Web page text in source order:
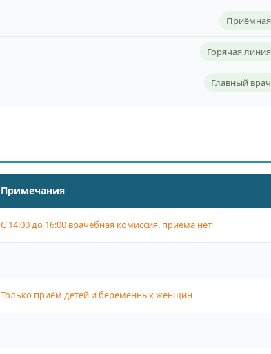
Приёмная
Горячая линия
Главный врач
Примечания
С 14:00 до 16:00 врачебная комиссия, приёма нет
Только приём детей и беременных женщин